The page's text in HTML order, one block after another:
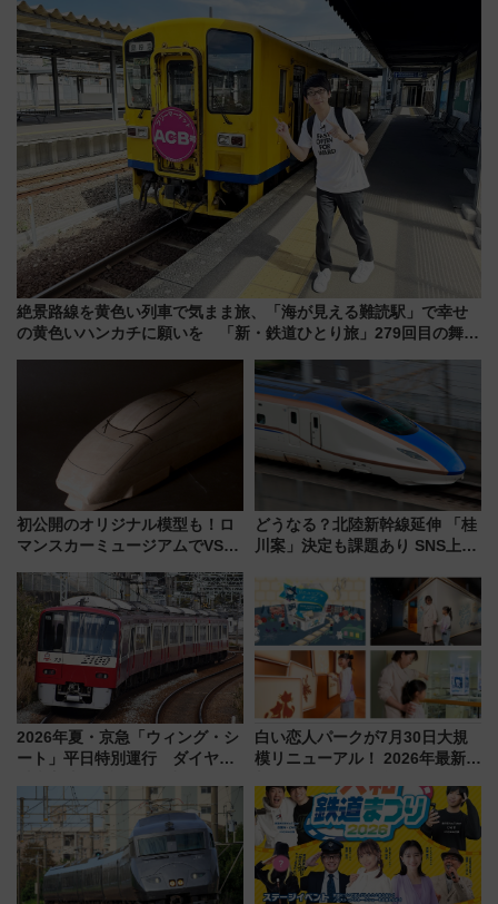
いを満喫しよう（花火鑑賞会応
募は7/12まで！）
月7日限定 ソフトバンクホーク
スとコラボ
絶景路線を黄色い列車で気まま旅、「海が見える難読駅」で幸せ
の黄色いハンカチに願いを 「新・鉄道ひとり旅」279回目の舞台
初公開のオリジナル模型も！ロ
マンスカーミュージアムでVSE
15日スタート
どうなる？北陸新幹線延伸 「桂
川案」決定も課題あり SNS上の
2026年夏・京急「ウィング・シ
ート」平日特別運行 ダイヤ・
三浦海岸を堪能できるお出かけ
プランもご紹介
白い恋人パークが7月30日大規
模リニューアル！ 2026年最新の
と料金・アクセスを徹底解説
（札幌市）